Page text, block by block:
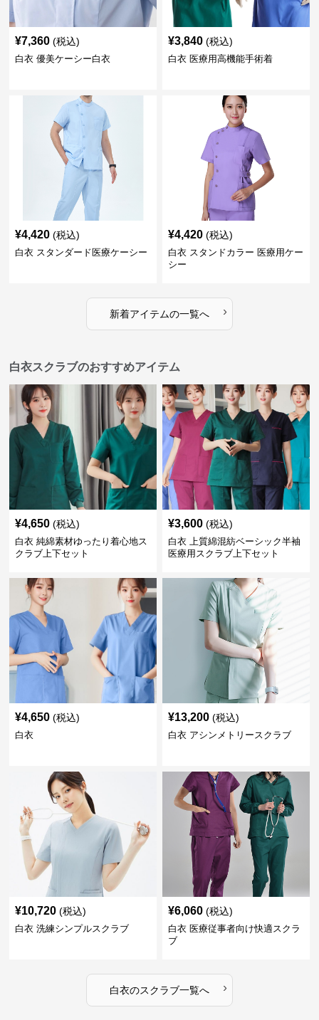
¥7,360 (税込)
白衣 優美ケーシー白衣
¥3,840 (税込)
白衣 医療用高機能手術着
¥4,420 (税込)
白衣 スタンダード医療ケーシー
¥4,420 (税込)
白衣 スタンドカラー 医療用ケー
シー
新着アイテムの一覧へ ›
白衣スクラブのおすすめアイテム
¥4,650 (税込)
白衣 純綿素材ゆったり着心地ス
クラブ上下セット
¥3,600 (税込)
白衣 上質綿混紡ベーシック半袖
医療用スクラブ上下セット
¥4,650 (税込)
白衣
¥13,200 (税込)
白衣 アシンメトリースクラブ
¥10,720 (税込)
白衣 洗練シンプルスクラブ
¥6,060 (税込)
白衣 医療従事者向け快適スクラ
ブ
白衣のスクラブ一覧へ ›